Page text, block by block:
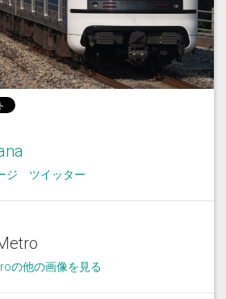
ジ ツイッター
の他の画像を見る